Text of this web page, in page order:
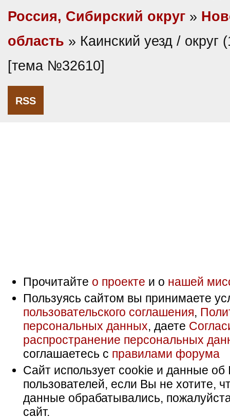
Россия, Сибирский округ »
область » Каинский уезд / округ
[тема №32610]
RSS
Прочитайте о проекте и о нашей
Пользуясь сайтом вы принимаете
пользовательского соглашения,
персональных данных, даете
распространение персональных
соглашаетесь с правилами форума
Сайт использует cookie и данные об
пользователей, если Вы не хотите,
данные обрабатывались,
сайт.